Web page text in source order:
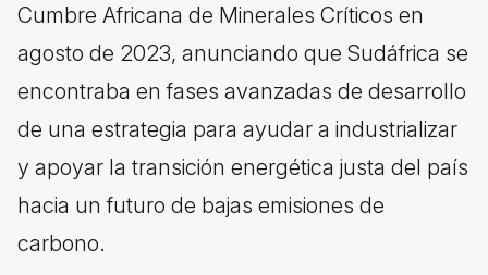
Cumbre Africana de Minerales Críticos en
agosto de 2023, anunciando que Sudáfrica se
encontraba en fases avanzadas de desarrollo
de una estrategia para ayudar a industrializar
y apoyar la transición energética justa del país
hacia un futuro de bajas emisiones de
carbono.